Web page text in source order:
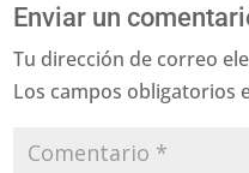
Enviar un
Tu dirección de correo
Los campos obligatorios